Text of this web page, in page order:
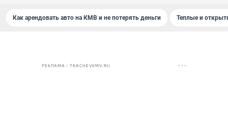
Как арендовать авто на КМВ и не потерять деньги Теплые и
РЕКЛАМА • TKACHEVKMV.RU